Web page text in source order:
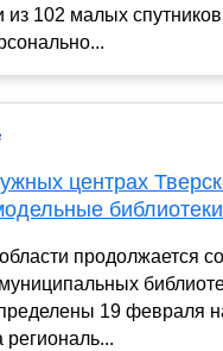
из 102 малых
центрах
библиотеки
продолжается
19 февраля